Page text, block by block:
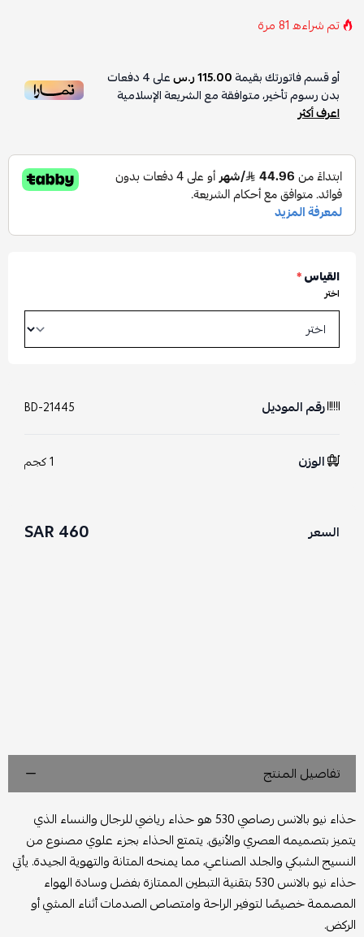
تم شراءه81مرة
أو قسم فاتورتك بقيمة115.00 ر.س على4دفعات
بدون رسوم تأخير، متوافقة مع الشريعة الإسلامية
اعرف أكثر
القياس*
اختر
رقم الموديل BD-21445
الوزن 1 كجم
السعر 460 SAR
تفاصيل المنتج
حذاء نيو بالانس رصاصي 530 هو حذاء رياضي للرجال والنساء الذي
يتميز بتصميمه العصري والأنيق. يتمتع الحذاء بجزء علوي مصنوع من
النسيج الشبكي والجلد الصناعي، مما يمنحه المتانة والتهوية الجيدة. يأتي
حذاء نيو بالانس 530 بتقنية التبطين الممتازة بفضل وسادة الهواء
المصممة خصيصًا لتوفير الراحة وامتصاص الصدمات أثناء المشي أو
الركض.